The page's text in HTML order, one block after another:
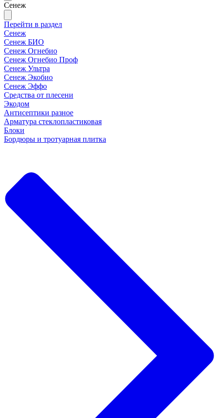
Сенеж
Перейти в раздел
Сенеж
Сенеж БИО
Сенеж Огнебио
Сенеж Огнебио Проф
Сенеж Ультра
Сенеж Экобио
Сенеж Эффо
Средства от плесени
Экодом
Антисептики разное
Арматура стеклопластиковая
Блоки
Бордюры и тротуарная плитка